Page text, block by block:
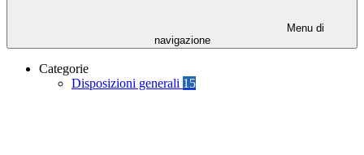
Menu di
navigazione
Categorie
Disposizioni generali 15